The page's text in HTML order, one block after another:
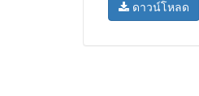
ดาวน์โหลด